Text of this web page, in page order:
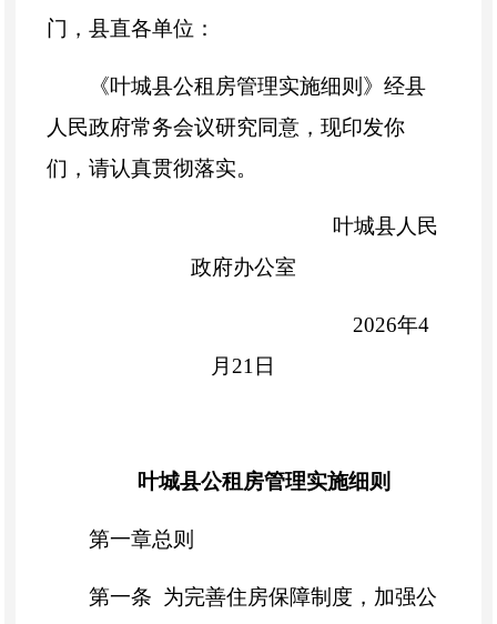
门，县直各单位：
《叶城县公租房管理实施细则》经县
人民政府常务会议研究同意，现印发你
们，请认真贯彻落实。
叶城县人民
政府办公室
2026年4
月 21 日
叶城县公租房管理实施细则
第一章总则
第一条 为完善住房保障制度，加强公